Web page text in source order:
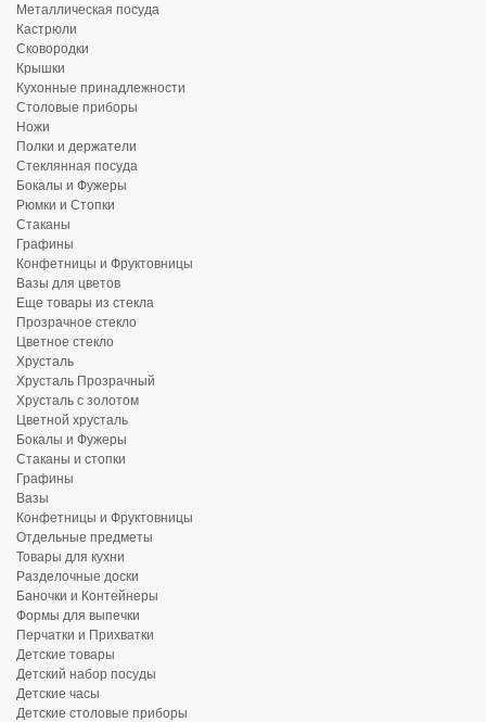
Металлическая посуда
Кастрюли
Сковородки
Крышки
Кухонные принадлежности
Столовые приборы
Ножи
Полки и держатели
Стеклянная посуда
Бокалы и Фужеры
Рюмки и Стопки
Стаканы
Графины
Конфетницы и Фруктовницы
Вазы для цветов
Еще товары из стекла
Прозрачное стекло
Цветное стекло
Хрусталь
Хрусталь Прозрачный
Хрусталь с золотом
Цветной хрусталь
Бокалы и Фужеры
Стаканы и стопки
Графины
Вазы
Конфетницы и Фруктовницы
Отдельные предметы
Товары для кухни
Разделочные доски
Баночки и Контейнеры
Формы для выпечки
Перчатки и Прихватки
Детские товары
Детский набор посуды
Детские часы
Детские столовые приборы